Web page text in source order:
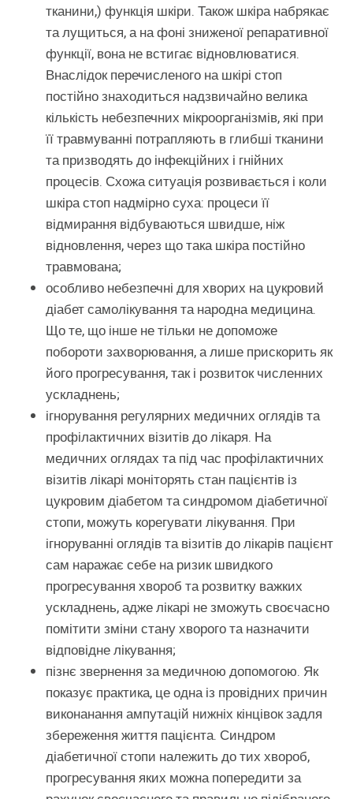
тканини,) функція шкіри. Також шкіра набрякає
та лущиться, а на фоні зниженої репаративної
функції, вона не встигає відновлюватися.
Внаслідок перечисленого на шкірі стоп
постійно знаходиться надзвичайно велика
кількість небезпечних мікроорганізмів, які при
її травмуванні потрапляють в глибші тканини
та призводять до інфекційних і гнійних
процесів. Схожа ситуація розвивається і коли
шкіра стоп надмірно суха: процеси її
відмирання відбуваються швидше, ніж
відновлення, через що така шкіра постійно
травмована;
особливо небезпечні для хворих на цукровий
діабет самолікування та народна медицина.
Що те, що інше не тільки не допоможе
побороти захворювання, а лише прискорить як
його прогресування, так і розвиток численних
ускладнень;
ігнорування регулярних медичних оглядів та
профілактичних візитів до лікаря. На
медичних оглядах та під час профілактичних
візитів лікарі моніторять стан пацієнтів із
цукровим діабетом та синдромом діабетичної
стопи, можуть корегувати лікування. При
ігноруванні оглядів та візитів до лікарів пацієнт
сам наражає себе на ризик швидкого
прогресування хвороб та розвитку важких
ускладнень, адже лікарі не зможуть своєчасно
помітити зміни стану хворого та назначити
відповідне лікування;
пізнє звернення за медичною допомогою. Як
показує практика, це одна із провідних причин
виконанання ампутацій нижніх кінцівок задля
збереження життя пацієнта. Синдром
діабетичної стопи належить до тих хвороб,
прогресування яких можна попередити за